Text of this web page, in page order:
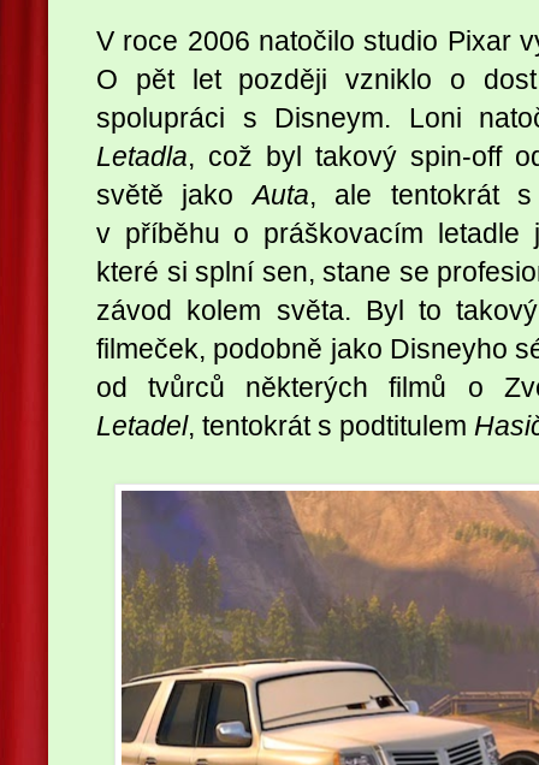
V roce 2006 natočilo studio Pixar
O pět let později vzniklo o
spolupráci s Disneym. Loni
Letadla, což byl takový spin-off
světě jakoAuta, ale tentokrát
v příběhu o práškovacím letadle
které si splní sen, stane se
závod kolem světa. Byl to
filmeček, podobně jako Disneyho
od tvůrců některých filmů o
Letadel, tentokrát s podtitulem